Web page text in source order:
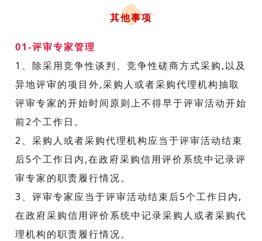
"其他事项"
01-评审专家管理
1、除采用竞争性谈判、竞争性磋商方式采购,以及
异地评审的项目外,采购人或者采购代理机构抽取
评审专家的开始时间原则上不得早于评审活动开始
前2个工作日。
2、采购人或者采购代理机构应当于评审活动结束
后5个工作日内,在政府采购信用评价系统中记录评
审专家的职责履行情况。
3、评审专家应当于评审活动结束后5个工作日内,
在政府采购信用评价系统中记录采购人或者采购代
理机构的职责履行情况。